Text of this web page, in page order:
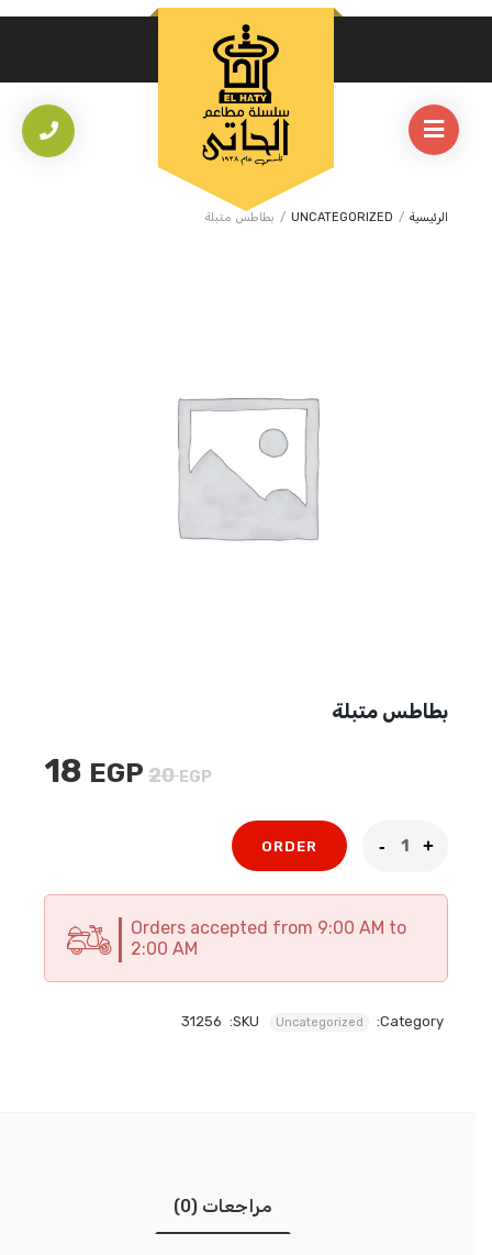
الرئيسية /
UNCATEGORIZED
/ بطاطس متبلة
بطاطس متبلة
20EGP
السعر
18 EGP
ORDER
Orders accepted from 9:00 AM to
2:00 AM
Category:
Uncategorized
SKU:
31256
مراجعات (0)